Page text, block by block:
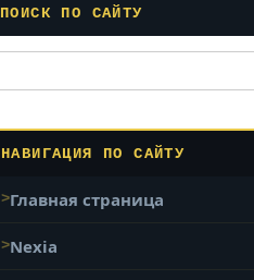
ПОИСК ПО САЙТУ
НАВИГАЦИЯ ПО САЙТУ
Главная страница
Nexia